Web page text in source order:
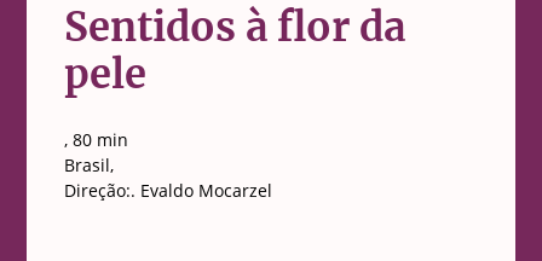
Sentidos à flor da
pele
, 80 min
Brasil,
Direção:. Evaldo Mocarzel